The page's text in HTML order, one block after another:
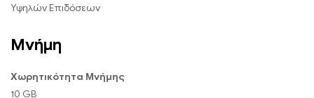
Υψηλών Επιδόσεων
Μνήμη
Χωρητικότητα Μνήμης
10 GB